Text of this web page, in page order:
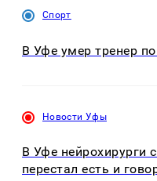
Спорт
В Уфе умер тренер
Новости Уфы
В Уфе нейрохирурги
перестал есть и